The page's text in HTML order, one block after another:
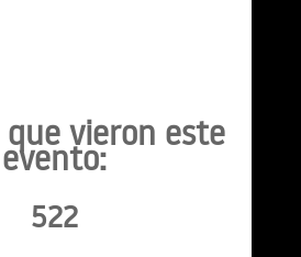
vieron este
evento:
522